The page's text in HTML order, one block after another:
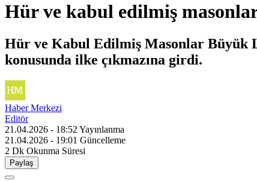
Hür ve kabul edilmiş
Hür ve Kabul Edilmiş Masonlar Büyük
konusunda ilke çıkmazına girdi.
Haber Merkezi
Editör
21.04.2026 - 18:52 Yayınlanma
21.04.2026 - 19:01 Güncelleme
2 Dk Okunma Süresi
Paylaş